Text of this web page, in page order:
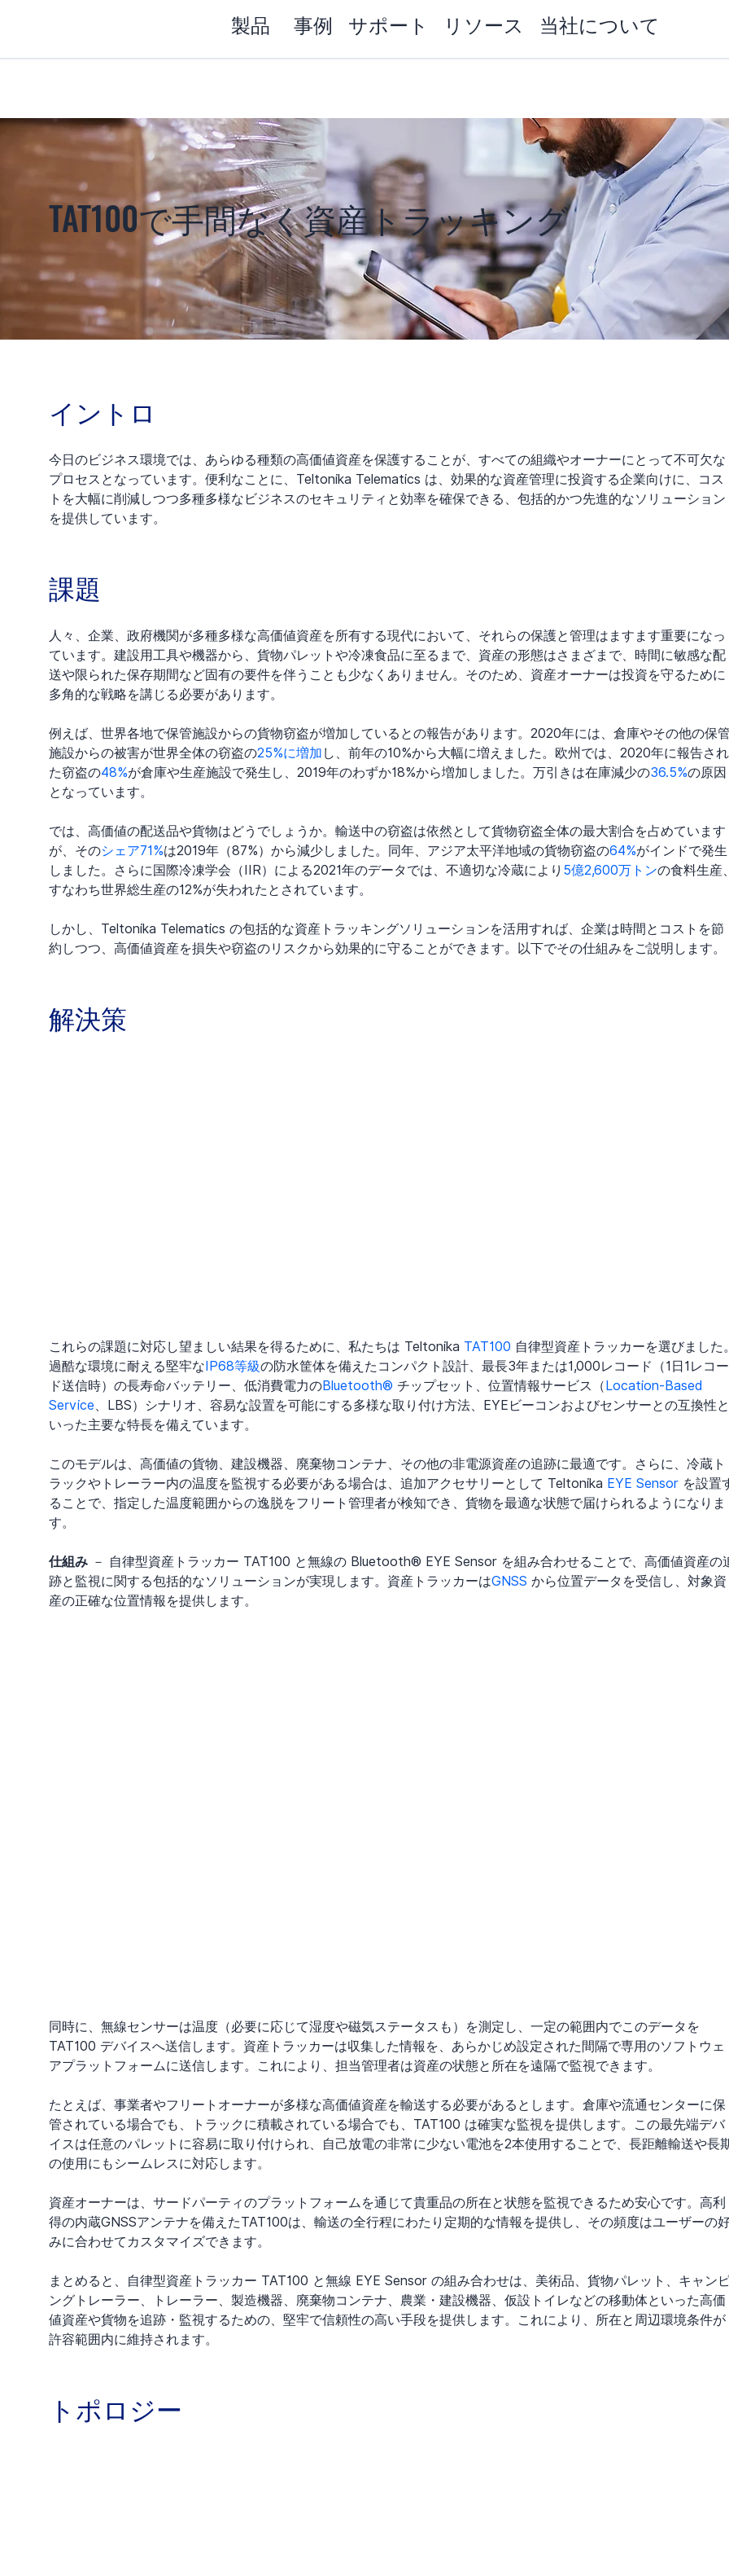
製品 事例 サポート リソース 当社について
TAT100で手間なく資産トラッキング
イントロ
今日のビジネス環境では、あらゆる種類の高価値資産を保護することが、すべての組織やオーナーにとって不可欠な
プロセスとなっています。便利なことに、Teltonika Telematics は、効果的な資産管理に投資する企業向けに、コス
トを大幅に削減しつつ多種多様なビジネスのセキュリティと効率を確保できる、包括的かつ先進的なソリューション
を提供しています。
課題
人々、企業、政府機関が多種多様な高価値資産を所有する現代において、それらの保護と管理はますます重要になっ
ています。建設用工具や機器から、貨物パレットや冷凍食品に至るまで、資産の形態はさまざまで、時間に敏感な配
送や限られた保存期間など固有の要件を伴うことも少なくありません。そのため、資産オーナーは投資を守るために
多角的な戦略を講じる必要があります。
例えば、世界各地で保管施設からの貨物窃盗が増加しているとの報告があります。2020年には、倉庫やその他の保
施設からの被害が世界全体の窃盗の25%に増加 し、前年の10%から大幅に増えました。欧州では、2020年に報告され
た窃盗の48%が倉庫や生産施設で発生し、2019年のわずか18%から増加しました。万引きは在庫減少の36.5%の原因
となっています。
では、高価値の配送品や貨物はどうでしょうか。輸送中の窃盗は依然として貨物窃盗全体の最大割合を占めています
が、そのシェア71%は2019年（87%）から減少しました。同年、アジア太平洋地域の貨物窃盗の64%がインドで発生
しました。さらに国際冷凍学会（IIR）による2021年のデータでは、不適切な冷蔵により 5億2,600万トンの食料生産
すなわち世界総生産の12%が失われたとされています。
しかし、Teltonika Telematics の包括的な資産トラッキングソリューションを活用すれば、企業は時間とコストを節
約しつつ、高価値資産を損失や窃盗のリスクから効果的に守ることができます。以下でその仕組みをご説明します。
解決策
これらの課題に対応し望ましい結果を得るために、私たちは Teltonika TAT100 自律型資産トラッカーを選びました
過酷な環境に耐える堅牢なIP68等級の防水筐体を備えたコンパクト設計、最長3年または1,000レコード（1日1レコー
ド送信時）の長寿命バッテリー、低消費電力のBluetooth® チップセット、位置情報サービス（Location-Based
Service 、LBS）シナリオ、容易な設置を可能にする多様な取り付け方法、EYEビーコンおよびセンサーとの互換性と
いった主要な特長を備えています。
このモデルは、高価値の貨物、建設機器、廃棄物コンテナ、その他の非電源資産の追跡に最適です。さらに、冷蔵ト
ラックやトレーラー内の温度を監視する必要がある場合は、追加アクセサリーとして Teltonika EYE Sensor を設置
ることで、指定した温度範囲からの逸脱をフリート管理者が検知でき、貨物を最適な状態で届けられるようになりま
す。
仕組み － 自律型資産トラッカー TAT100 と無線の Bluetooth® EYE Sensor を組み合わせることで、高価値資産の
跡と監視に関する包括的なソリューションが実現します。資産トラッカーはGNSS から位置データを受信し、対象資
産の正確な位置情報を提供します。
同時に、無線センサーは温度（必要に応じて湿度や磁気ステータスも）を測定し、一定の範囲内でこのデータを
TAT100 デバイスへ送信します。資産トラッカーは収集した情報を、あらかじめ設定された間隔で専用のソフトウェ
アプラットフォームに送信します。これにより、担当管理者は資産の状態と所在を遠隔で監視できます。
たとえば、事業者やフリートオーナーが多様な高価値資産を輸送する必要があるとします。倉庫や流通センターに保
管されている場合でも、トラックに積載されている場合でも、TAT100 は確実な監視を提供します。この最先端デバ
イスは任意のパレットに容易に取り付けられ、自己放電の非常に少ない電池を2本使用することで、長距離輸送や長
の使用にもシームレスに対応します。
資産オーナーは、サードパーティのプラットフォームを通じて貴重品の所在と状態を監視できるため安心です。高利
得の内蔵GNSSアンテナを備えたTAT100は、輸送の全行程にわたり定期的な情報を提供し、その頻度はユーザーの
みに合わせてカスタマイズできます。
まとめると、自律型資産トラッカー TAT100 と無線 EYE Sensor の組み合わせは、美術品、貨物パレット、キャン
ングトレーラー、トレーラー、製造機器、廃棄物コンテナ、農業・建設機器、仮設トイレなどの移動体といった高価
値資産や貨物を追跡・監視するための、堅牢で信頼性の高い手段を提供します。これにより、所在と周辺環境条件が
許容範囲内に維持されます。
トポロジー